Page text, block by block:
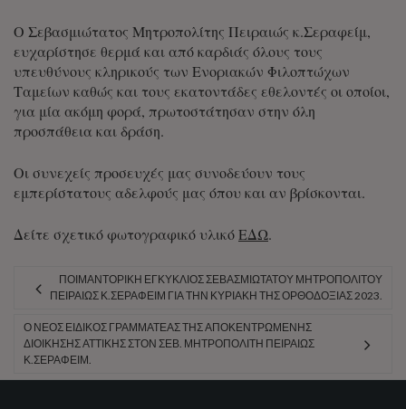
Ο Σεβασμιώτατος Μητροπολίτης Πειραιώς κ.Σεραφείμ,
ευχαρίστησε θερμά και από καρδιάς όλους τους
υπευθύνους κληρικούς των Ενοριακών Φιλοπτώχων
Ταμείων καθώς και τους εκατοντάδες εθελοντές οι οποίοι,
για μία ακόμη φορά, πρωτοστάτησαν στην όλη
προσπάθεια και δράση.
Οι συνεχείς προσευχές μας συνοδεύουν τους
εμπερίστατους αδελφούς μας όπου και αν βρίσκονται.
Δείτε σχετικό φωτογραφικό υλικόΕΔΩ.
ΠΟΙΜΑΝΤΟΡΙΚΉ ΕΓΚΎΚΛΙΟΣ ΣΕΒΑΣΜΙΩΤΆΤΟΥ ΜΗΤΡΟΠΟΛΊΤΟΥ
ΠΕΙΡΑΙΏΣ Κ.ΣΕΡΑΦΕΊΜ ΓΙΑ ΤΗΝ ΚΥΡΙΑΚΉ ΤΗΣ ΟΡΘΟΔΟΞΊΑΣ 2023.
Ο ΝΈΟΣ ΕΙΔΙΚΌΣ ΓΡΑΜΜΑΤΈΑΣ ΤΗΣ ΑΠΟΚΕΝΤΡΩΜΈΝΗΣ
ΔΙΟΊΚΗΣΗΣ ΑΤΤΙΚΉΣ ΣΤΟΝ ΣΕΒ. ΜΗΤΡΟΠΟΛΊΤΗ ΠΕΙΡΑΙΏΣ
Κ.ΣΕΡΑΦΕΊΜ.